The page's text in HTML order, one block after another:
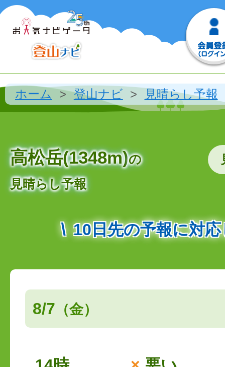
ホーム 登山ナビ 見晴らし予報
高松岳(1348m)の
見晴らし予報
10日先の予報に対
8/7 （金）